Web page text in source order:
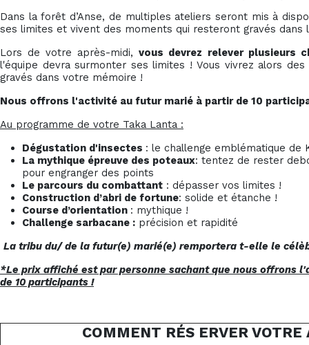
Dans la forêt d’Anse, de multiples ateliers seront mis à
ses limites et vivent des moments qui resteront gravés dans
Lors de votre après-midi,vous devrez relever plusieurs
l'équipe devra surmonter ses limites ! Vous vivrez alors
gravés dans votre mémoire !
Nous offrons l'activité au futur marié à partir de 10
Au programme de votre Taka Lanta :
Dégustation d'insectes : le challenge emblématique de
La mythique épreuve des poteaux: tentez de rester
pour engranger des points
Le parcours du combattant : dépasser vos limites !
Construction d’abri de fortune: solide et étanche !
Course d’orientation : mythique !
Challenge sarbacane : précision et rapidité
La tribu du/ de la futur(e) marié(e) remportera t-elle le
*Le prix affiché est par personne sachant que nous offrons
de 10 participants !
COMMENT RÉS ERVER VOTRE